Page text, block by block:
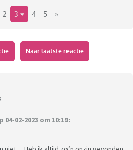
2 3 4 5 »
Naar laatste reactie
02-2023 om 10:19: